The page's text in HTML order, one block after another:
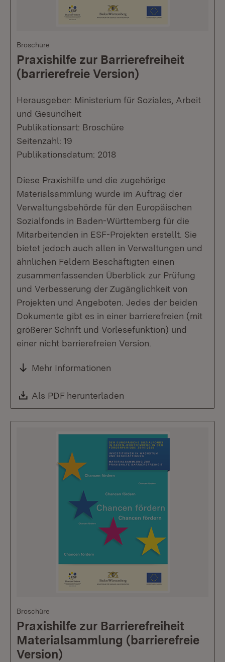
Broschüre
Praxishilfe zur Barrierefreiheit
(barrierefreie Version)
Herausgeber: Ministerium für Soziales, Arbeit
und Gesundheit
Publikationsart: Broschüre
Seitenzahl: 19
Publikationsdatum: 2018
Diese Praxishilfe und die zugehörige
Materialsammlung wurde im Auftrag der
Verwaltungsbehörde für den Europäischen
Sozialfonds in Baden-Württemberg für die
Mitarbeitenden in ESF-Projekten erstellt. Sie
bietet jedoch auch allen in Verwaltungen und
ähnlichen Feldern Beschäftigten einen
zusammenfassenden Überblick zur Prüfung
und Verbesserung der Zugänglichkeit von
Projekten und Angeboten. Jedes der beiden
Dokumente gibt es in einer barrierefreien (mit
größerer Schrift und Vorlesefunktion) und
einer nicht barrierefreien Version.
Mehr Informationen
Download:
Als PDF herunterladen
Broschüre
Praxishilfe zur Barrierefreiheit
Materialsammlung (barrierefreie
Version)